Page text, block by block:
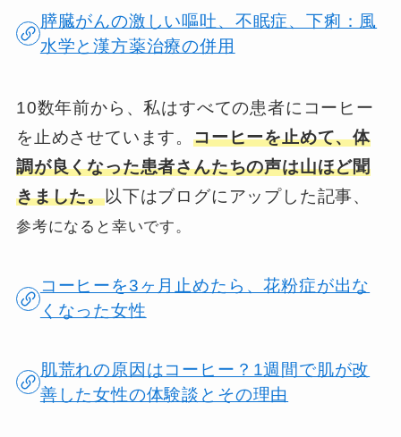
膵臓がんの激しい嘔吐、不眠症、下痢：風
水学と漢方薬治療の併用
10数年前から、私はすべての患者にコーヒー
を止めさせています。 コーヒーを止めて、体
調が良くなった患者さんたちの声は山ほど聞
きました。以下はブログにアップした記事、
参考になると幸いです。
コーヒーを3ヶ月止めたら、花粉症が出な
くなった女性
肌荒れの原因はコーヒー？1週間で肌が改
善した女性の体験談とその理由